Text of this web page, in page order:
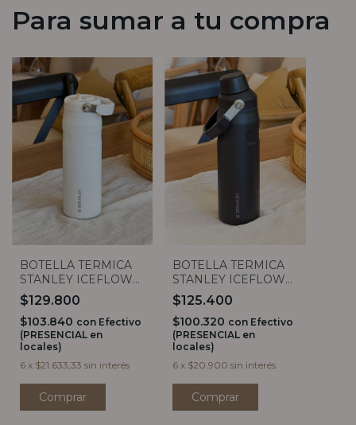
Para sumar a tu compra
BOTELLA TERMICA
STANLEY ICEFLOW
FLIP STRAW 710ML
$129.800
$103.840 con Efectivo
(PRESENCIAL en
locales)
6 x $21.633,33 sin interés
Comprar
BOTELLA TERMICA
STANLEY ICEFLOW
FAST FLOW 710ML
$125.400
$100.320 con Efectivo
(PRESENCIAL en
locales)
6 x $20.900 sin interés
Comprar